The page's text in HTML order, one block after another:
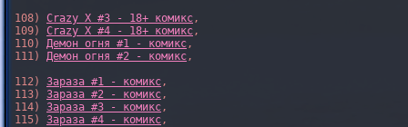
108) Crazy X #3 - 18+ комикс,
109) Crazy X #4 - 18+ комикс,
110) Демон огня #1 - комикс,
111) Демон огня #2 - комикс,
112) Зараза #1 - комикс,
113) Зараза #2 - комикс,
114) Зараза #3 - комикс,
115) Зараза #4 - комикс,